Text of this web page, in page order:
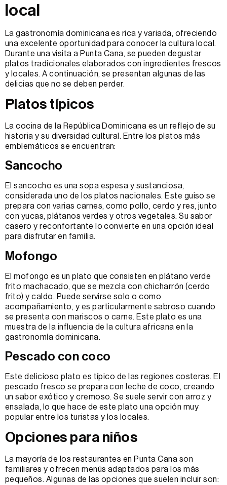
local
La gastronomía dominicana es rica y variada, ofreciendo
una excelente oportunidad para conocer la cultura local.
Durante una visita a Punta Cana, se pueden degustar
platos tradicionales elaborados con ingredientes frescos
y locales. A continuación, se presentan algunas de las
delicias que no se deben perder.
Platos típicos
La cocina de la República Dominicana es un reflejo de su
historia y su diversidad cultural. Entre los platos más
emblemáticos se encuentran:
Sancocho
El sancocho es una sopa espesa y sustanciosa,
considerada uno de los platos nacionales. Este guiso se
prepara con varias carnes, como pollo, cerdo y res, junto
con yucas, plátanos verdes y otros vegetales. Su sabor
casero y reconfortante lo convierte en una opción ideal
para disfrutar en familia.
Mofongo
El mofongo es un plato que consisten en plátano verde
frito machacado, que se mezcla con chicharrón (cerdo
frito) y caldo. Puede servirse solo o como
acompañamiento, y es particularmente sabroso cuando
se presenta con mariscos o carne. Este plato es una
muestra de la influencia de la cultura africana en la
gastronomía dominicana.
Pescado con coco
Este delicioso plato es típico de las regiones costeras. El
pescado fresco se prepara con leche de coco, creando
un sabor exótico y cremoso. Se suele servir con arroz y
ensalada, lo que hace de este plato una opción muy
popular entre los turistas y los locales.
Opciones para niños
La mayoría de los restaurantes en Punta Cana son
familiares y ofrecen menús adaptados para los más
pequeños. Algunas de las opciones que suelen incluir son: